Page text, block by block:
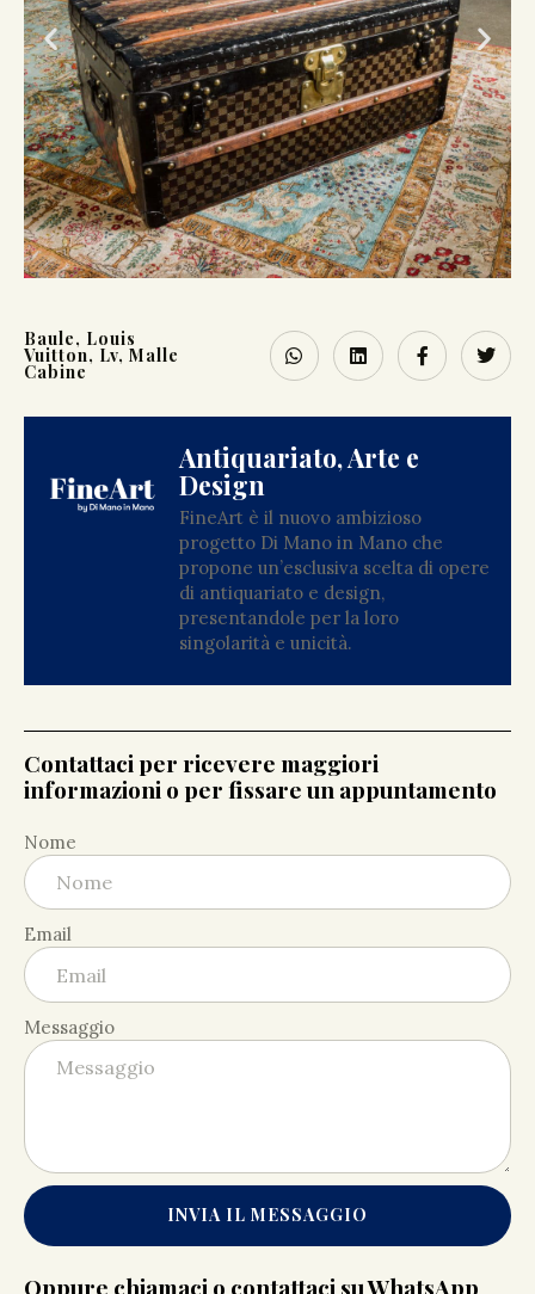
Baule, Louis
Vuitton, Lv, Malle
Cabine
Antiquariato, Arte e
Design
FineArt è il nuovo ambizioso
progetto Di Mano in Mano che
propone un’esclusiva scelta di opere
di antiquariato e design,
presentandole per la loro
singolarità e unicità.
Contattaci per ricevere maggiori
informazioni o per fissare un appuntamento
Nome
Email
Messaggio
INVIA IL MESSAGGIO
Oppure chiamaci o contattaci su WhatsApp